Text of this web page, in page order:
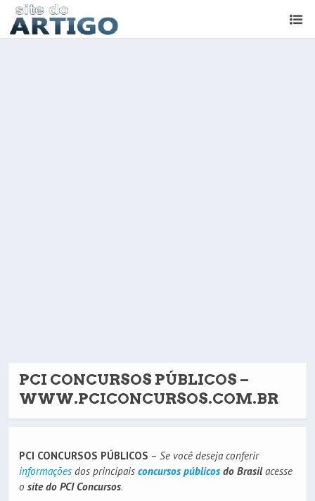
PCI CONCURSOS PÚBLICOS –
WWW.PCICONCURSOS.COM.BR
PCI CONCURSOS PÚBLICOS – Se você deseja conferir
informações dos principais concursos públicos do Brasilacesse
o site do PCI Concursos.